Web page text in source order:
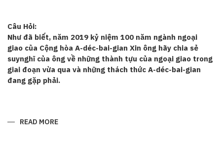
Câu Hỏi:
Như đã biết, năm 2019 kỷ niệm 100 năm ngành ngoại
giao của Cộng hòa A-déc-bai-gian Xin ông hãy chia sẻ
suynghĩ của ông về những thành tựu của ngoại giao trong
giai đoạn vừa qua và những thách thức A-déc-bai-gian
đang gặp phải.
READ MORE